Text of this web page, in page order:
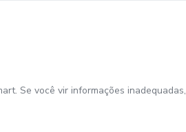
Se você vir informações inadequadas,